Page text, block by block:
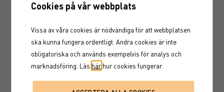
Cookies på vår webbplats
Vissa av våra cookies är nödvändiga för att webbplatsen
ska kunna fungera ordentligt. Andra cookies är inte
obligatoriska och används exempelvis för analys och
marknadsföring. Läs härhur cookies fungerar.